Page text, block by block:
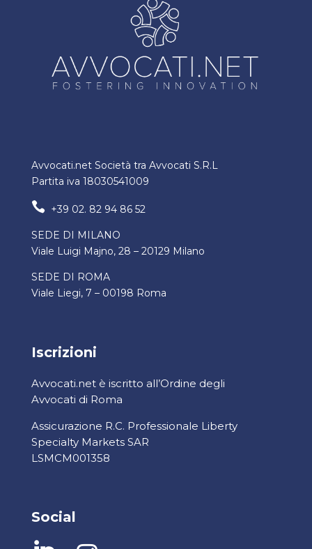
Avvocati.net Società tra Avvocati S.R.L
Partita iva 18030541009
 +39 02. 82 94 86 52
SEDE DI MILANO
Viale Luigi Majno, 28 – 20129 Milano
SEDE DI ROMA
Viale Liegi, 7 – 00198 Roma
Iscrizioni
Avvocati.net è iscritto all’Ordine degli
Avvocati di Roma
Assicurazione R.C. Professionale Liberty
Specialty Markets SAR
LSMCM001358
Social